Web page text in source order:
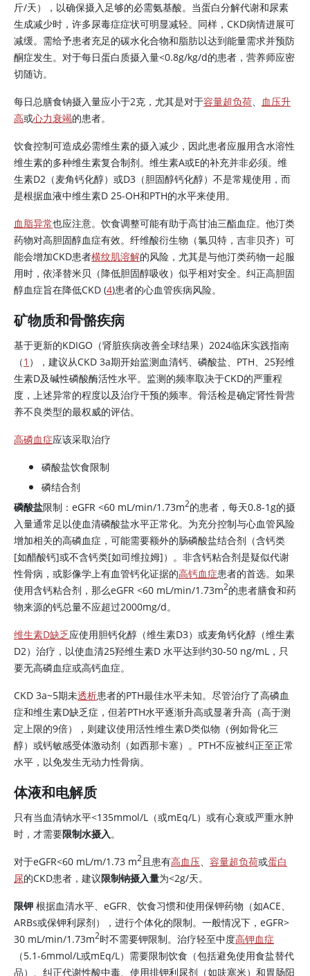
斤/天），以确保摄入足够的必需氨基酸。当蛋白分解代谢和尿素
生成减少时，许多尿毒症症状可明显减轻。同样，CKD病情进展可
减缓。需给予患者充足的碳水化合物和脂肪以达到能量需求并预防
酮症发生。对于每日蛋白质摄入量<0.8g/kg/d的患者，营养师应密
切随访。
每日总膳食钠摄入量应小于2克，尤其是对于容量超负荷、
血压升
高或心力衰竭的患者。
饮食控制可造成必需维生素的摄入减少，因此患者应服用含水溶性
维生素的多种维生素复合制剂。维生素A或E的补充并非必须。维
生素D2（麦角钙化醇）或D3（胆固醇钙化醇）不是常规使用，而
是根据血液中维生素D 25-OH和PTH的水平来使用。
血脂异常也应注意。饮食调整可能有助于高甘油三酯血症。他汀类
药物对高胆固醇血症有效。纤维酸衍生物（氯贝特，吉非贝齐）可
能会增加CKD患者横纹肌溶解的风险，尤其是与他汀类药物一起服
用时，依泽替米贝（降低胆固醇吸收）似乎相对安全。纠正高胆固
醇血症旨在降低CKD (4)患者的心血管疾病风险。
矿物质和骨骼疾病
基于更新的KDIGO（肾脏疾病改善全球结果）2024临床实践指南
（1 ），建议从CKD 3a期开始监测血清钙、磷酸盐、PTH、25羟维
生素D及碱性磷酸酶活性水平。监测的频率取决于CKD的严重程
度，上述异常的程度以及治疗干预的频率。骨活检是确定肾性骨营
养不良类型的最权威的评估。
高磷血症应该采取治疗
磷酸盐饮食限制
磷结合剂
磷酸盐限制：eGFR <60 mL/min/1.73m2的患者，每天0.8-1g的摄
入量通常足以使血清磷酸盐水平正常化。为充分控制与心血管风险
增加相关的高磷血症，可能需要额外的肠磷酸盐结合剂（含钙类
[如醋酸钙]或不含钙类[如司维拉姆]）。非含钙粘合剂是疑似代谢
性骨病，或影像学上有血管钙化证据的高钙血症患者的首选。如果
使用含钙粘合剂，那么eGFR <60 mL/min/1.73m2的患者膳食和药
物来源的钙总量不应超过2000mg/d。
维生素D缺乏应使用胆钙化醇（维生素D3）或麦角钙化醇（维生素
D2）治疗，以使血清25羟维生素D 水平达到约30-50 ng/mL，只
要无高磷血症或高钙血症。
CKD 3a~5期未透析患者的PTH最佳水平未知。尽管治疗了高磷血
症和维生素D缺乏症，但若PTH水平逐渐升高或显著升高（高于测
定上限的9倍），则建议使用活性维生素D类似物（例如骨化三
醇）或钙敏感受体激动剂（如西那卡塞）。PTH不应被纠正至正常
水平，以免发生无动力性骨病。
体液和电解质
只有当血清钠水平<135mmol/L（或mEq/L）或有心衰或严重水肿
时，才需要限制水摄入。
对于eGFR<60 mL/m/1.73 m2且患有高血压、 容量超负荷或蛋白
尿的CKD患者，建议限制钠摄入量为<2g/天。
限钾 根据血清水平、eGFR、饮食习惯和使用保钾药物（如ACE、
ARBs或保钾利尿剂），进行个体化的限制。一般情况下，eGFR>
30 mL/min/1.73m2时不需要钾限制。治疗轻至中度高钾血症
（5.1-6mmol/L或mEq/L）需要限制饮食（包括避免使用食盐替代
品）、纠正代谢性酸中毒、使用排钾利尿剂（如呋塞米）和胃肠阳